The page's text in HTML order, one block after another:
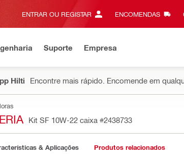
ENTRAR OU REGISTAR ENCOMENDAS
Suporte Empresa
Hilti Encontre mais rápido. Encomende em
Kit SF 10W-22 caixa #2438733
& Aplicações Produtos relacionados